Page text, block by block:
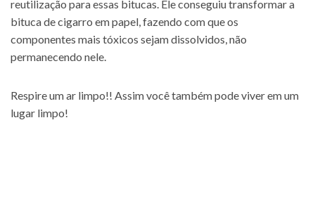
reutilização para essas bitucas. Ele conseguiu transformar a
bituca de cigarro em papel, fazendo com que os
componentes mais tóxicos sejam dissolvidos, não
permanecendo nele.
Respire um ar limpo!! Assim você também pode viver em um
lugar limpo!